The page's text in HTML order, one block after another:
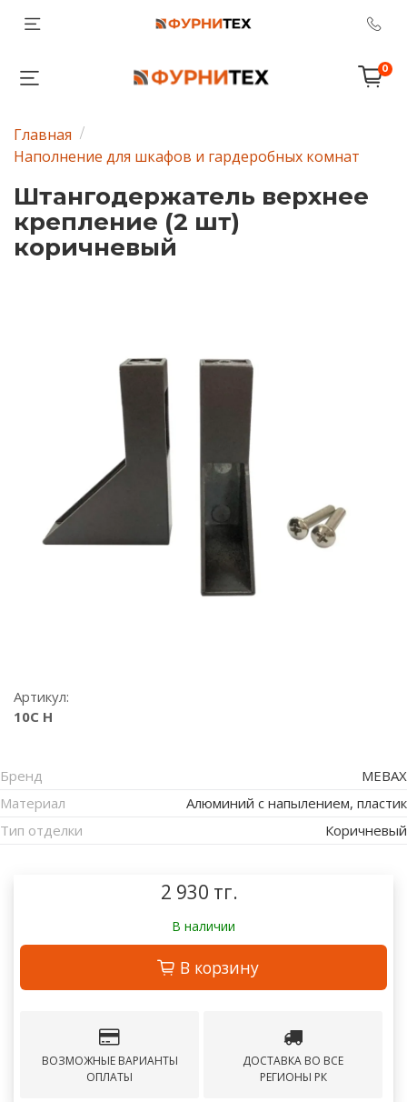
0
Главная
Наполнение для шкафов и гардеробных комнат
Штангодержатель верхнее
крепление (2 шт)
коричневый
Артикул:
10C H
Бренд
MEBAX
Материал
Алюминий с напылением, пластик
Тип отделки
Коричневый
2 930 тг.
В наличии
В корзину
ВОЗМОЖНЫЕ ВАРИАНТЫ
ОПЛАТЫ
ДОСТАВКА ВО ВСЕ
РЕГИОНЫ РК